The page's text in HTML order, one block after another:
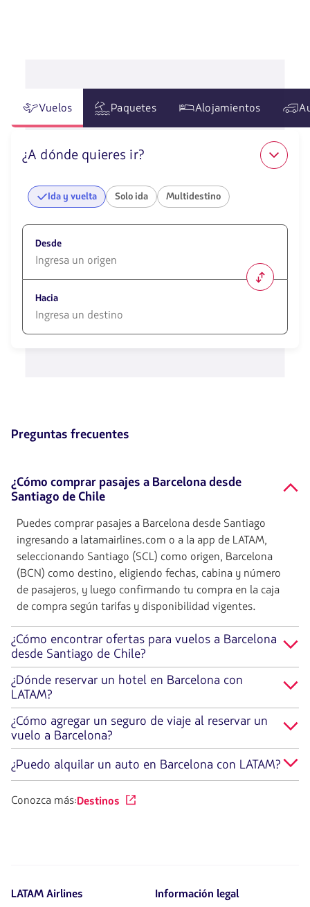
Vuelos Paquetes Alojamientos
¿A dónde quieres ir?
Ida y vuelta Solo ida Multidestino
Desde
opciones
disponibles.
Usa
las
Hacia
flechas
para
Preguntas frecuentes
¿Cómo comprar pasajes a Barcelona desde
Santiago de Chile
Puedes comprar pasajes a Barcelona desde Santiago
ingresando a latamairlines.com o a la app de LATAM,
seleccionando Santiago (SCL) como origen, Barcelona
(BCN) como destino, eligiendo fechas, cabina y número
de pasajeros, y luego confirmando tu compra en la caja
de compra según tarifas y disponibilidad vigentes.
¿Cómo encontrar ofertas para vuelos a Barcelona
desde Santiago de Chile?
¿Dónde reservar un hotel en Barcelona con
LATAM?
¿Cómo agregar un seguro de viaje al reservar un
vuelo a Barcelona?
¿Puedo alquilar un auto en Barcelona con LATAM?
Conozca más:Destinos
LATAM Airlines Información legal